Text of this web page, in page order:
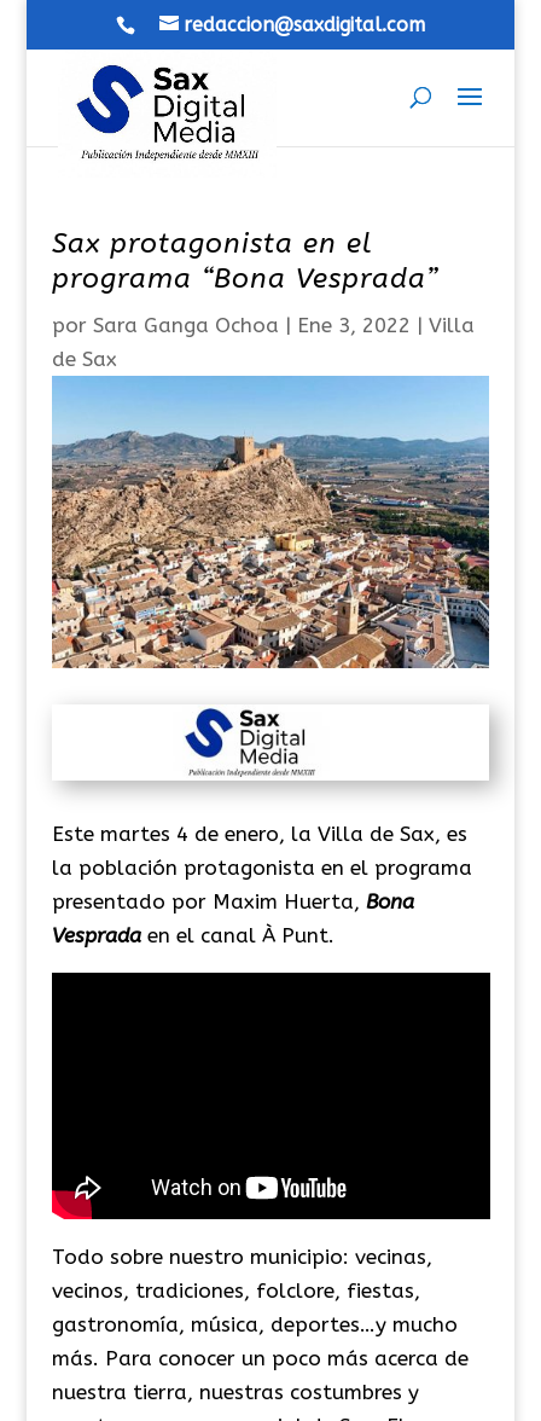
redaccion@saxdigital.com
Sax protagonista en el
programa “Bona Vesprada”
por Sara Ganga Ochoa | Ene 3, 2022 | Villa
de Sax
Este martes 4 de enero, la Villa de Sax, es
la población protagonista en el programa
presentado por Maxim Huerta, Bona
Vesprada en el canal À Punt.
Todo sobre nuestro municipio: vecinas,
vecinos, tradiciones, folclore, fiestas,
gastronomía, música, deportes…y mucho
más. Para conocer un poco más acerca de
nuestra tierra, nuestras costumbres y